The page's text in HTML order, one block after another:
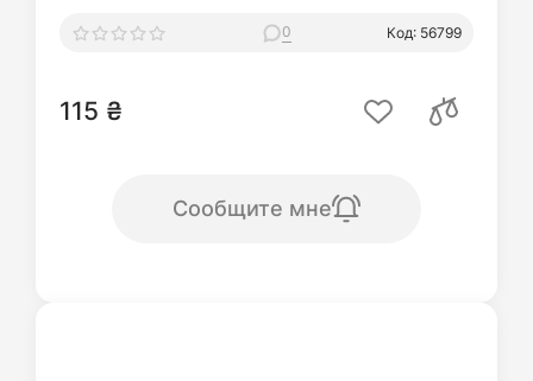
0 Код: 56799
115 ₴
Сообщите мне